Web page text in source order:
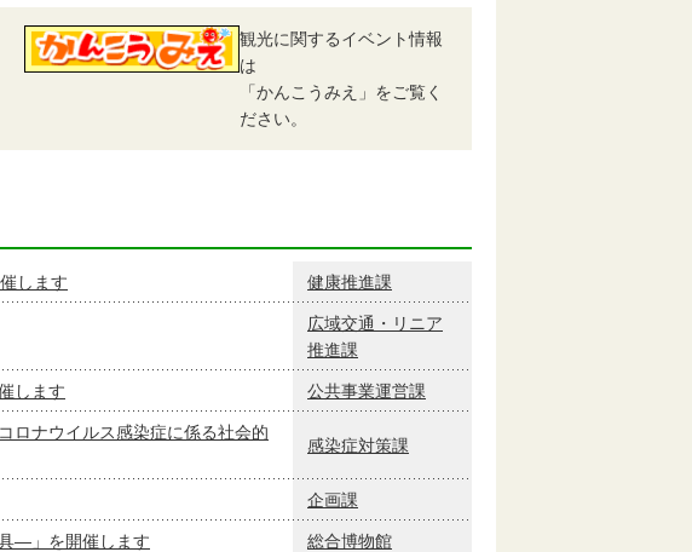
観光に関するイベント情報
は
「かんこうみえ」をご覧く
ださい。
します 健康推進課
広域交通・リニア
推進課
します 公共事業運営課
ロナウイルス感染症に係る社会的
感染症対策課
企画課
―」を開催します 総合博物館